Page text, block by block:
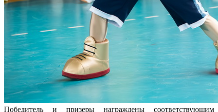
Победитель и призеры награждены соответствующим